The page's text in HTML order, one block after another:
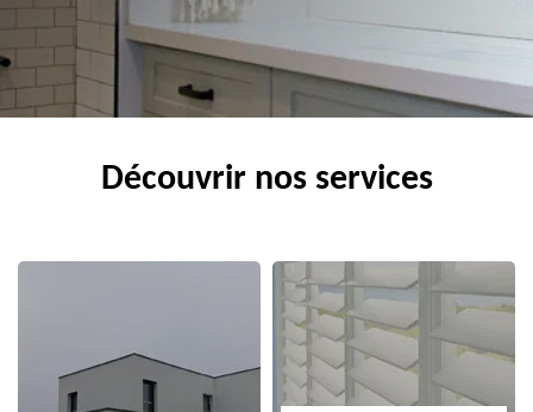
Découvrir nos services